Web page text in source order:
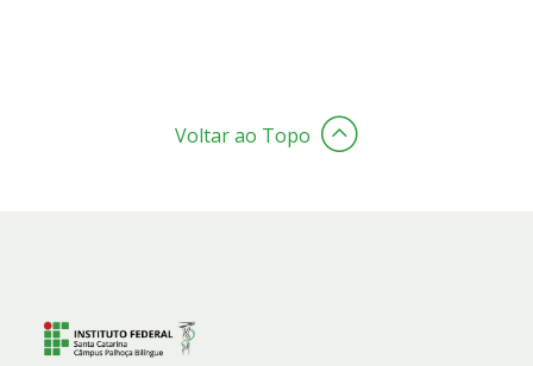
Voltar ao Topo